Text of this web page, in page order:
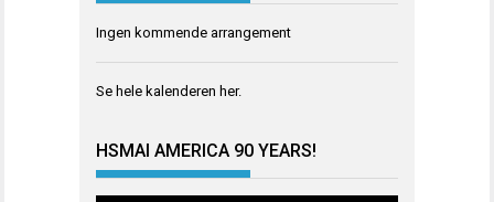
Ingen kommende arrangement
Se hele kalenderen her.
HSMAI AMERICA 90 YEARS!